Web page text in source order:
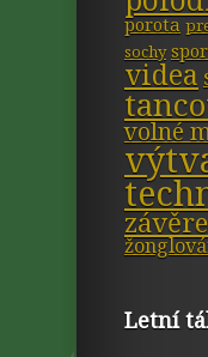
porota
sochy
videa
volné
Letní